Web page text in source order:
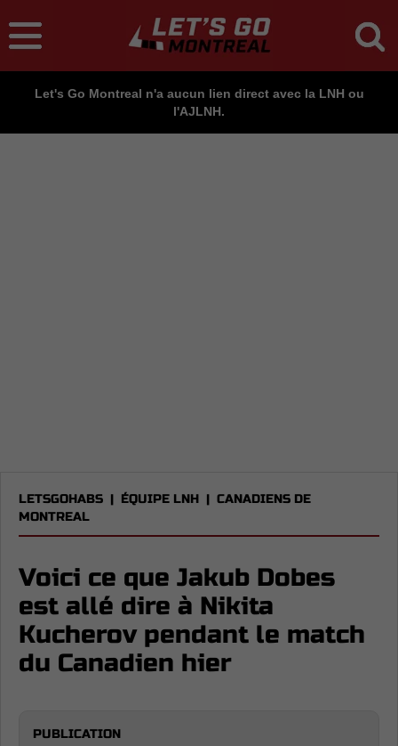
Let's Go Montreal n'a aucun lien direct avec la LNH ou
l'AJLNH.
LETSGOHABS | ÉQUIPE LNH | CANADIENS DE
MONTREAL
Voici ce que Jakub Dobes
est allé dire à Nikita
Kucherov pendant le match
du Canadien hier
PUBLICATION